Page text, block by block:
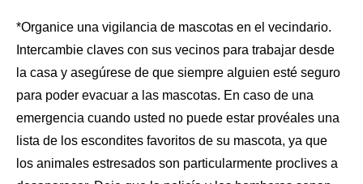
*Organice una vigilancia de mascotas en el vecindario.
Intercambie claves con sus vecinos para trabajar desde
la casa y asegúrese de que siempre alguien esté seguro
para poder evacuar a las mascotas. En caso de una
emergencia cuando usted no puede estar provéales una
lista de los escondites favoritos de su mascota, ya que
los animales estresados son particularmente proclives a